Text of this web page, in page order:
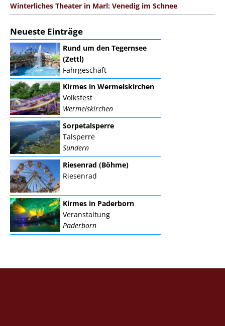
Winterliches Theater in Marl: Venedig im Schnee
Neueste Einträge
Rund um den Tegernsee
(Zettl)
Fahrgeschäft
Kirmes in Wermelskirchen
Volksfest
Wermelskirchen
Sorpetalsperre
Talsperre
Sundern
Riesenrad (Böhme)
Riesenrad
Kirmes in Paderborn
Veranstaltung
Paderborn